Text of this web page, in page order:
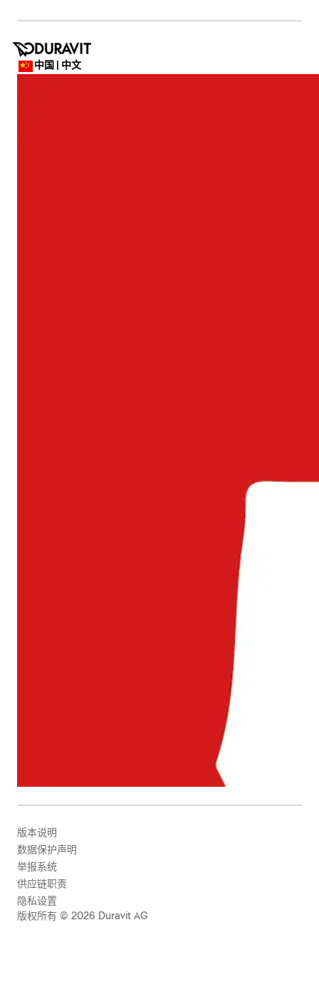
中国 | 中文
版本说明
数据保护声明
举报系统
供应链职责
隐私设置
版权所有 © 2026 Duravit AG